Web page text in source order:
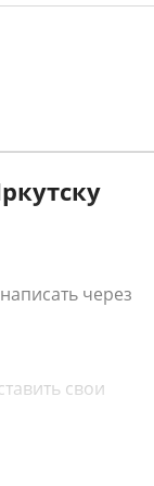
через
свои
30